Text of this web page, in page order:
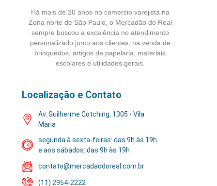
Há mais de 20 anos no comercio varejista na
Zona norte de São Paulo, o Mercadão do Real
sempre buscou a excelência no atendimento
personalizado junto aos clientes, na venda de
brinquedos, artigos de papelaria, materiais
escolares e utilidades gerais.
Localização e Contato
Av. Guilherme Cotching, 1305 - Vila
Maria
segunda à sexta-feiras: das 9h às 19h
e aos sábados: das 9h às 19h
contato@mercadaodoreal.com.br
(11) 2954-2222